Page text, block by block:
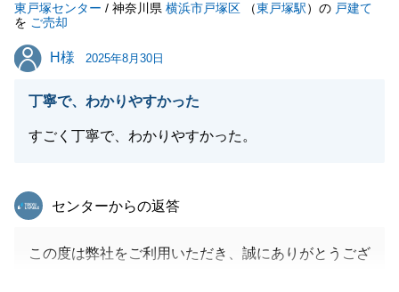
この度は誠にありがとうございました。
また、貴重なご意見をいただきましてありがとうござ
います。
業活動に取り組んでまいります。
今後もT様の担当としてご用命賜りますよう、お願い
等のご相談もお気軽にお声掛けください)
東戸塚センター / 神奈川県 横浜市戸塚区 （東戸塚駅）の 戸建て
を ご売却
H様
H様 2025年8月30日
丁寧で、わかりやすかった
すごく丁寧で、わかりやすかった。
東急リバブル
センターからの返答
この度は弊社をご利用いただき、誠にありがとうござ